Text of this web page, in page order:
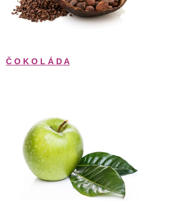
Č O K O L Á D A